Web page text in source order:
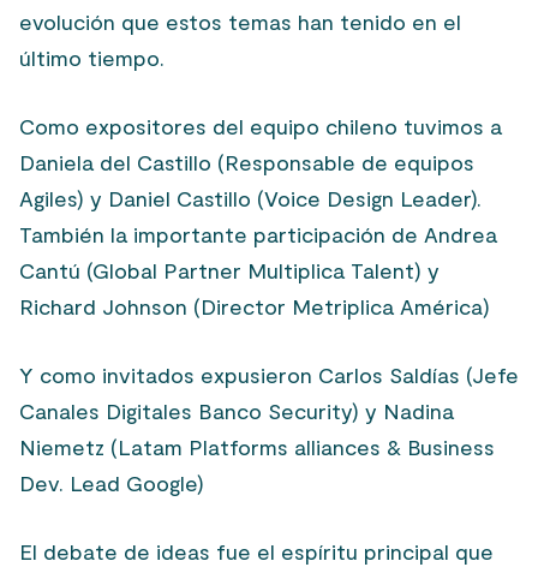
evolución que estos temas han tenido en el
último tiempo.
Como expositores del equipo chileno tuvimos a
Daniela del Castillo (Responsable de equipos
Agiles) y Daniel Castillo (Voice Design Leader).
También la importante participación de Andrea
Cantú (Global Partner Multiplica Talent) y
Richard Johnson (Director Metriplica América)
Y como invitados expusieron Carlos Saldías (Jefe
Canales Digitales Banco Security) y Nadina
Niemetz (Latam Platforms alliances & Business
Dev. Lead Google)
El debate de ideas fue el espíritu principal que